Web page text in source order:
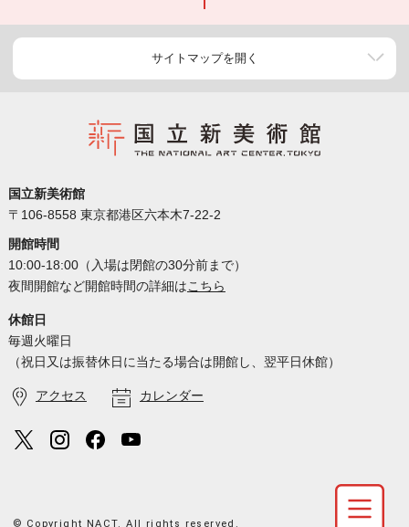
サイトマップを開く
国立新美術館
〒106-8558 東京都港区六本木7-22-2
開館時間
10:00-18:00（入場は閉館の30分前まで）
夜間開館など開館時間の詳細はこちら
休館日
毎週火曜日
（祝日又は振替休日に当たる場合は開館し、翌平日休館）
アクセス カレンダー
© Copyright NACT. All rights reserved.